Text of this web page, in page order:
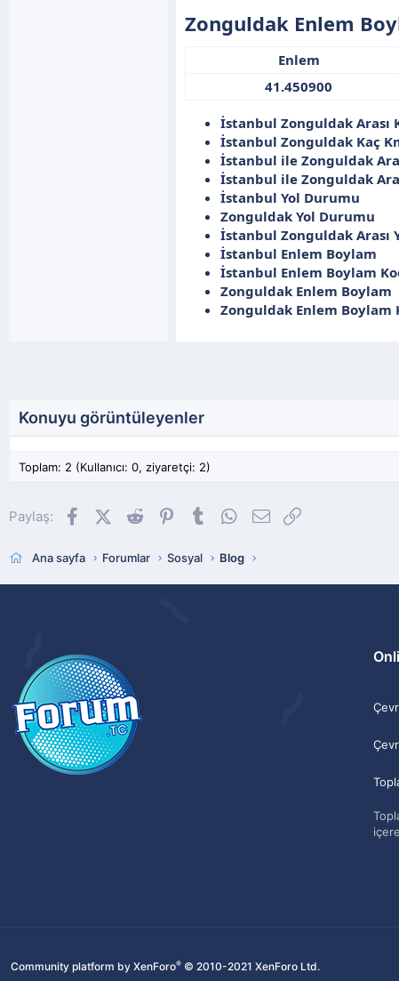
Zonguldak Enlem
Enlem
41.450900​
İstanbul Zonguldak Arası
İstanbul Zonguldak Kaç
İstanbul ile Zonguldak
İstanbul ile Zonguldak
İstanbul Yol Durumu
Zonguldak Yol Durumu
İstanbul Zonguldak Arası
İstanbul Enlem Boylam
İstanbul Enlem Boylam
Zonguldak Enlem Boylam
Zonguldak Enlem Boylam
Konuyu görüntüleyenler
Toplam: 2 (Kullanıcı: 0, ziyaretçi: 2)
Paylaş: FacebookX (Twitter)
Reddit PinterestTumblrWhatsApp
E-posta
Ana sayfa Forumlar Sosyal Blog
Community platform by XenForo® © 2010-2021 XenForo Ltd.